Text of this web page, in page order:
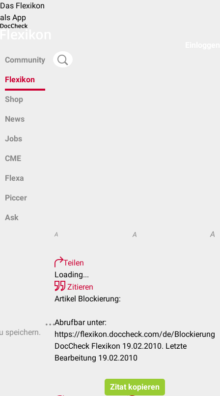
Das Flexikon
als App
Community
Flexikon
Shop
News
Jobs
CME
Flexa
Piccer
Ask
speichern.
A A A
Teilen
Loading...
Zitieren
Artikel Blockierung:
Abrufbar unter:
https://flexikon.doccheck.com/de/Blockierung
DocCheck Flexikon 19.02.2010. Letzte
Bearbeitung 19.02.2010
Zitat kopieren